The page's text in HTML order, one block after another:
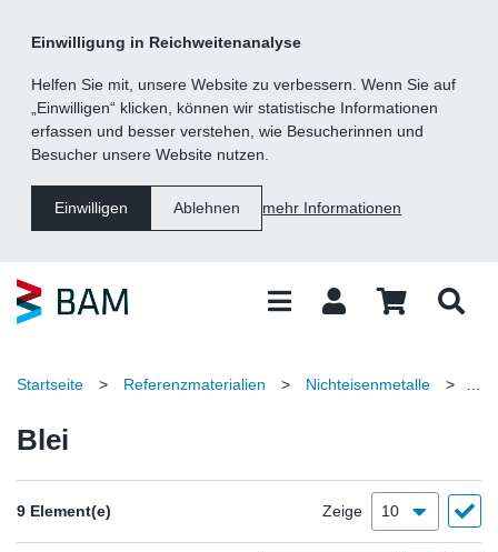
Einwilligung in Reichweitenanalyse
Helfen Sie mit, unsere Website zu verbessern. Wenn Sie auf
„Einwilligen“ klicken, können wir statistische Informationen
erfassen und besser verstehen, wie Besucherinnen und
Besucher unsere Website nutzen.
Einwilligen Ablehnen mehr Informationen
Suche
Inhalt
Kategorie
Fußzeile
Startseite > Referenzmaterialien > Nichteisenmetalle
>
Blei
9 Element(e) Zeige